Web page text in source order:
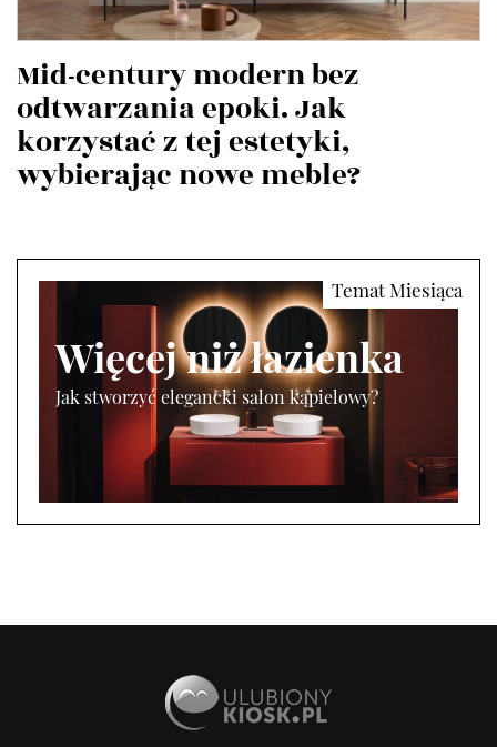
Mid-century modern bez
odtwarzania epoki. Jak
korzystać z tej estetyki,
wybierając nowe meble?
Więcej niż łazienka
Jak stworzyć elegancki salon kąpielowy?